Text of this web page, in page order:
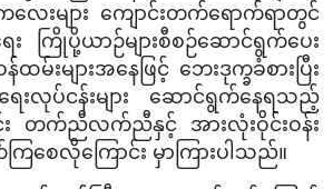
လေးများ ကျောင်းတက်ရောက်ရာတွင်
ကြိုပို့ယာဉ်များစီစဉ်ဆောင်ရွက်ပေး
ထမ်းများအနေဖြင့် ဘေးဒုက္ခခံစားပြီး
းလုပ်ငန်းများ ဆောင်ရွက်နေရသည့်
တက်ညီလက်ညီနှင့် အားလုံးဝိုင်းဝန်း
ကြစေလိုကြောင်း မှာကြားပါသည်။